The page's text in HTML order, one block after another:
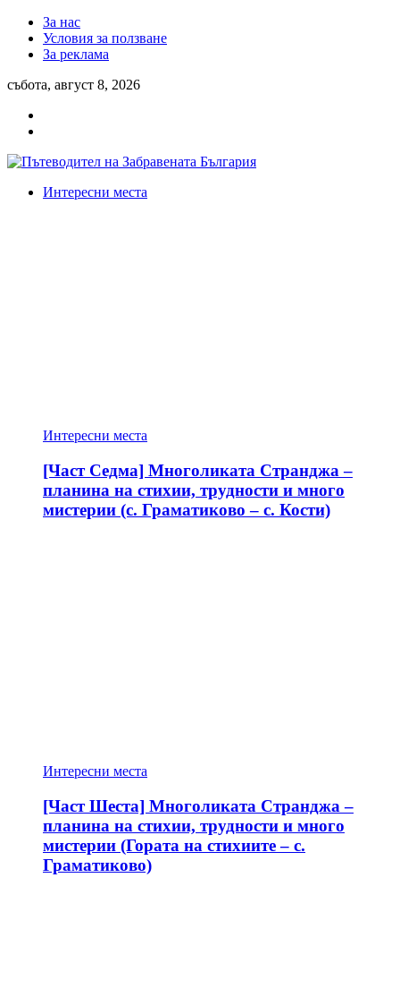
За нас
Условия за ползване
За реклама
събота, август 8, 2026
Интересни места
Интересни места
[Част Седма] Многоликата Странджа –
планина на стихии, трудности и много
мистерии (с. Граматиково – с. Кости)
Интересни места
[Част Шеста] Многоликата Странджа –
планина на стихии, трудности и много
мистерии (Гората на стихиите – с.
Граматиково)